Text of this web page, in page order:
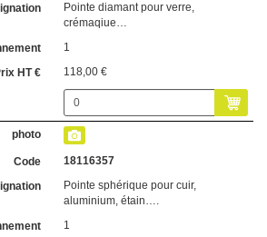
Pointe diamant pour verre,
crémaqiue…
1
118,00 €
18116357
Pointe sphérique pour cuir,
aluminium, étain….
1